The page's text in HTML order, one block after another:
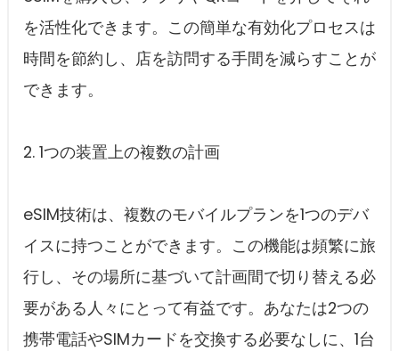
を活性化できます。この簡単な有効化プロセスは
時間を節約し、店を訪問する手間を減らすことが
できます。
2. 1つの装置上の複数の計画
eSIM技術は、複数のモバイルプランを1つのデバ
イスに持つことができます。この機能は頻繁に旅
行し、その場所に基づいて計画間で切り替える必
要がある人々にとって有益です。あなたは2つの
携帯電話やSIMカードを交換する必要なしに、1台